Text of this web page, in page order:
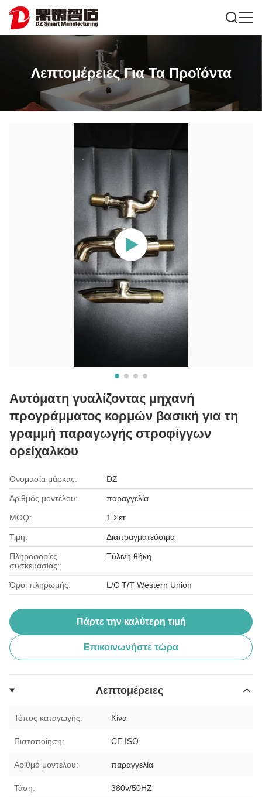
Λεπτομέρειες Για Τα Προϊόντα
Αυτόματη γυαλίζοντας μηχανή
προγράμματος κορμών βασική για τη
γραμμή παραγωγής στροφίγγων
ορείχαλκου
Ονομασία μάρκας: DZ
Αριθμός μοντέλου: παραγγελία
MOQ: 1 Σετ
Τιμή: Διαπραγματεύσιμα
Πληροφορίες
συσκευασίας:
Ξύλινη θήκη
Όροι πληρωμής: L/C T/T Western Union
Πάρτε την καλύτερη τιμή
Επικοινωνήστε τώρα
Λεπτομέρειες
Τόπος καταγωγής: Κίνα
Πιστοποίηση: CE ISO
Αριθμό μοντέλου: παραγγελία
Τάση: 380v/50HZ